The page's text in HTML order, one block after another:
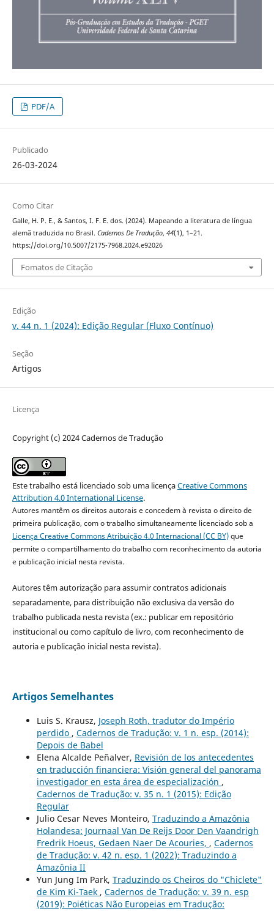
PDF/A
Publicado
26-03-2024
Como Citar
Galle, H. P. E., & Santos, I. F. E. dos. (2024). Mapeando a literatura de língua
alemã traduzida no Brasil. Cadernos De Tradução, 44(1), 1–21.
https://doi.org/10.5007/2175-7968.2024.e92026
Fomatos de Citação
Edição
v. 44 n. 1 (2024): Edição Regular (Fluxo Contínuo)
Seção
Artigos
Licença
Copyright (c) 2024 Cadernos de Tradução
Este trabalho está licenciado sob uma licençaCreative Commons
Attribution 4.0 International License.
Autores mantêm os direitos autorais e concedem à revista o direito de
primeira publicação, com o trabalho simultaneamente licenciado sob a
Licença Creative Commons Atribuição 4.0 Internacional (CC BY)que
permite o compartilhamento do trabalho com reconhecimento da autoria
e publicação inicial nesta revista.
Autores têm autorização para assumir contratos adicionais
separadamente, para distribuição não exclusiva da versão do
trabalho publicada nesta revista (ex.: publicar em repositório
institucional ou como capítulo de livro, com reconhecimento de
autoria e publicação inicial nesta revista).
Artigos Semelhantes
Luis S. Krausz, Joseph Roth, tradutor do Império
perdido , Cadernos de Tradução: v. 1 n. esp. (2014):
Depois de Babel
Elena Alcalde Peñalver, Revisión de los antecedentes
en traducción financiera: Visión general del panorama
investigador en esta área de especialización ,
Cadernos de Tradução: v. 35 n. 1 (2015): Edição
Regular
Julio Cesar Neves Monteiro, Traduzindo a Amazônia
Holandesa: Journaal Van De Reijs Door Den Vaandrigh
Fredrik Hoeus, Gedaen Naer De Acouries, , Cadernos
de Tradução: v. 42 n. esp. 1 (2022): Traduzindo a
Amazônia II
Yun Jung Im Park, Traduzindo os Cheiros do "Chiclete"
de Kim Ki-Taek , Cadernos de Tradução: v. 39 n. esp
(2019): Poiéticas Não Europeias em Tradução: